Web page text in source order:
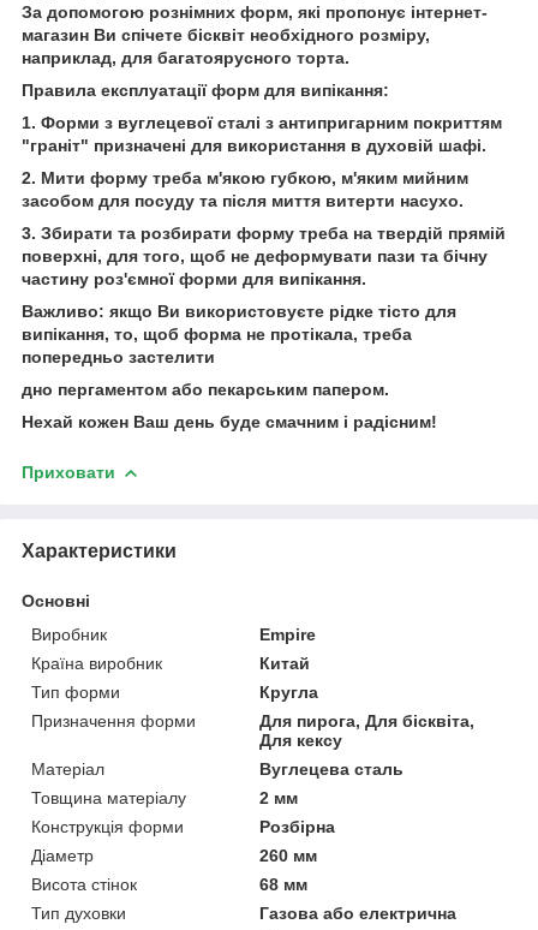
За допомогою рознімних форм, які пропонує інтернет-
магазин Ви спічете бісквіт необхідного розміру,
наприклад, для багатоярусного торта.
Правила експлуатації форм для випікання:
1. Форми з вуглецевої сталі з антипригарним покриттям
"граніт" призначені для використання в духовій шафі.
2. Мити форму треба м'якою губкою, м'яким мийним
засобом для посуду та після миття витерти насухо.
3. Збирати та розбирати форму треба на твердій прямій
поверхні, для того, щоб не деформувати пази та бічну
частину роз'ємної форми для випікання.
Важливо: якщо Ви використовуєте рідке тісто для
випікання, то, щоб форма не протікала, треба
попередньо застелити
дно пергаментом або пекарським папером.
Нехай кожен Ваш день буде смачним і радісним!
Приховати
Характеристики
Основні
Виробник
Empire
Країна виробник
Китай
Тип форми
Кругла
Призначення форми
Для пирога, Для бісквіта,
Для кексу
Матеріал
Вуглецева сталь
Товщина матеріалу
2 мм
Конструкція форми
Розбірна
Діаметр
260 мм
Висота стінок
68 мм
Тип духовки
Газова або електрична